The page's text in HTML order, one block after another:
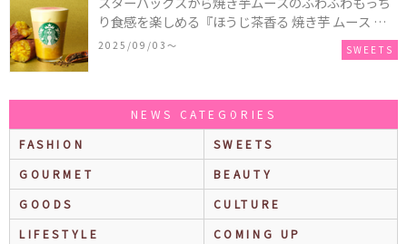
り食感を楽しめる『ほうじ茶香る 焼き芋 ムース テ
ィー ラテ』が新発売！大好評の『チョコレート ムー
2025/09/03〜 SWEETS
NEWS CATEGORIES
FASHION
SWEETS
GOURMET
BEAUTY
GOODS
CULTURE
LIFESTYLE
COMING UP